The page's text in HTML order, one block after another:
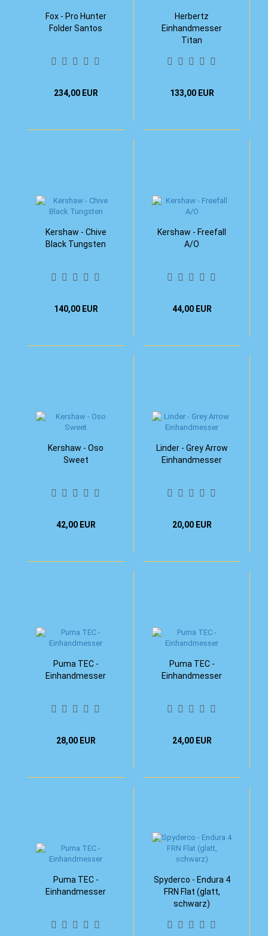
Fox - Pro Hunter
Folder Santos
234,00 EUR
Herbertz
Einhandmesser
Titan
133,00 EUR
Kershaw - Chive
Black Tungsten
140,00 EUR
Kershaw - Freefall
A/O
44,00 EUR
Kershaw - Oso
Sweet
42,00 EUR
Linder - Grey Arrow
Einhandmesser
20,00 EUR
Puma TEC -
Einhandmesser
28,00 EUR
Puma TEC -
Einhandmesser
24,00 EUR
Puma TEC -
Einhandmesser
Spyderco - Endura 4
FRN Flat (glatt,
schwarz)